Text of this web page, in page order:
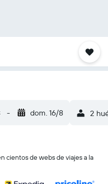
- dom. 16/8 2
cientos de webs de viajes a la